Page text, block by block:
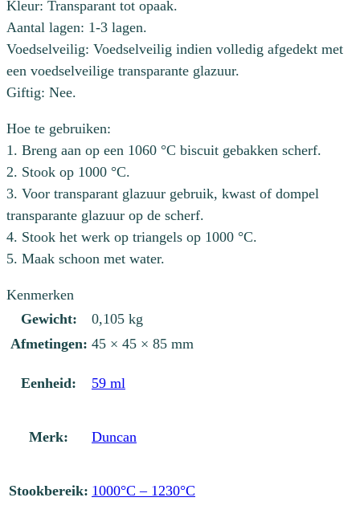
Kleur: Transparant tot opaak.
Aantal lagen: 1-3 lagen.
Voedselveilig: Voedselveilig indien volledig afgedekt met
een voedselveilige transparante glazuur.
Giftig: Nee.
Hoe te gebruiken:
1. Breng aan op een 1060 °C biscuit gebakken scherf.
2. Stook op 1000 °C.
3. Voor transparant glazuur gebruik, kwast of dompel
transparante glazuur op de scherf.
4. Stook het werk op triangels op 1000 °C.
5. Maak schoon met water.
Kenmerken
Gewicht:
0,105 kg
Afmetingen: 45 × 45 × 85 mm
Eenheid: 59 ml
Merk: Duncan
Stookbereik: 1000°C – 1230°C